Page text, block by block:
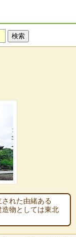
れた由緒ある
物としては東北